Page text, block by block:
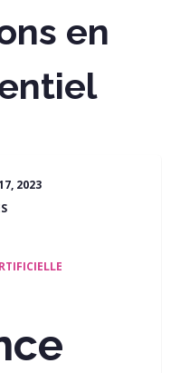
en
2023